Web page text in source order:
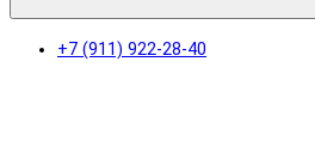
+7 (911) 922-28-40